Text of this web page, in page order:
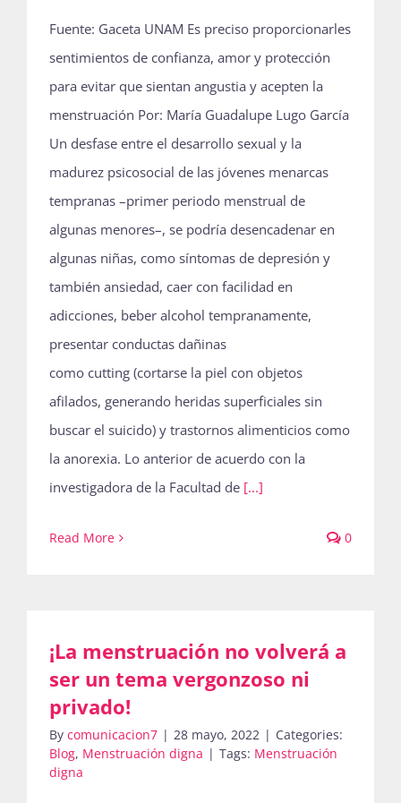
Fuente: Gaceta UNAM Es preciso proporcionarles
sentimientos de confianza, amor y protección
para evitar que sientan angustia y acepten la
menstruación Por: María Guadalupe Lugo García
Un desfase entre el desarrollo sexual y la
madurez psicosocial de las jóvenes menarcas
tempranas –primer periodo menstrual de
algunas menores–, se podría desencadenar en
algunas niñas, como síntomas de depresión y
también ansiedad, caer con facilidad en
adicciones, beber alcohol tempranamente,
presentar conductas dañinas
como cutting (cortarse la piel con objetos
afilados, generando heridas superficiales sin
buscar el suicido) y trastornos alimenticios como
la anorexia. Lo anterior de acuerdo con la
investigadora de la Facultad de [...]
Read More 0
¡La menstruación no volverá a
ser un tema vergonzoso ni
privado!
By comunicacion7 | 28 mayo, 2022 | Categories:
Blog, Menstruación digna | Tags: Menstruación
digna